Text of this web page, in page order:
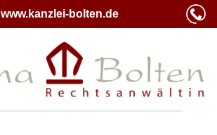
www.kanzlei-bolten.de